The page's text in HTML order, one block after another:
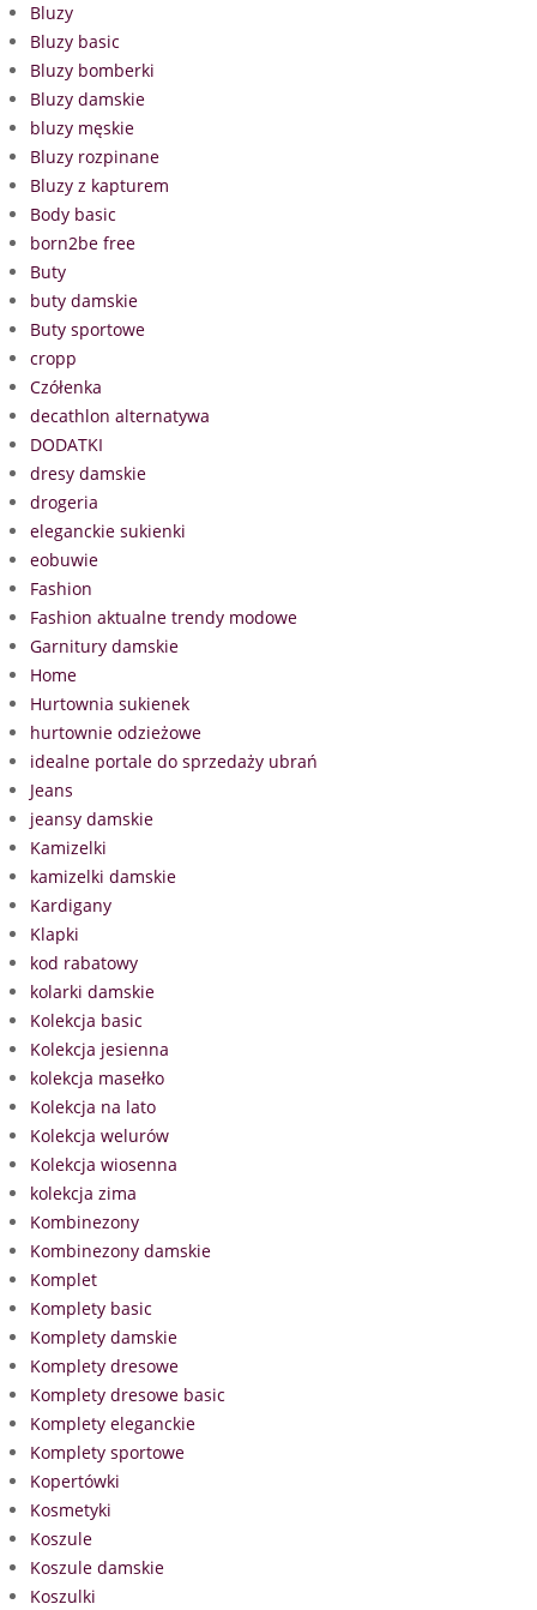
Bluzy
Bluzy basic
Bluzy bomberki
Bluzy damskie
bluzy męskie
Bluzy rozpinane
Bluzy z kapturem
Body basic
born2be free
Buty
buty damskie
Buty sportowe
cropp
Czółenka
decathlon alternatywa
DODATKI
dresy damskie
drogeria
eleganckie sukienki
eobuwie
Fashion
Fashion aktualne trendy modowe
Garnitury damskie
Home
Hurtownia sukienek
hurtownie odzieżowe
idealne portale do sprzedaży ubrań
Jeans
jeansy damskie
Kamizelki
kamizelki damskie
Kardigany
Klapki
kod rabatowy
kolarki damskie
Kolekcja basic
Kolekcja jesienna
kolekcja masełko
Kolekcja na lato
Kolekcja welurów
Kolekcja wiosenna
kolekcja zima
Kombinezony
Kombinezony damskie
Komplet
Komplety basic
Komplety damskie
Komplety dresowe
Komplety dresowe basic
Komplety eleganckie
Komplety sportowe
Kopertówki
Kosmetyki
Koszule
Koszule damskie
Koszulki